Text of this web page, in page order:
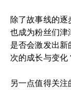
除了故事线的逐
也成为粉丝们津
是否会激发出
次的成长与变化
另一点值得关注